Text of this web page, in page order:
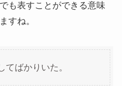
も表すことができる意味
すね。
てばかりいた。